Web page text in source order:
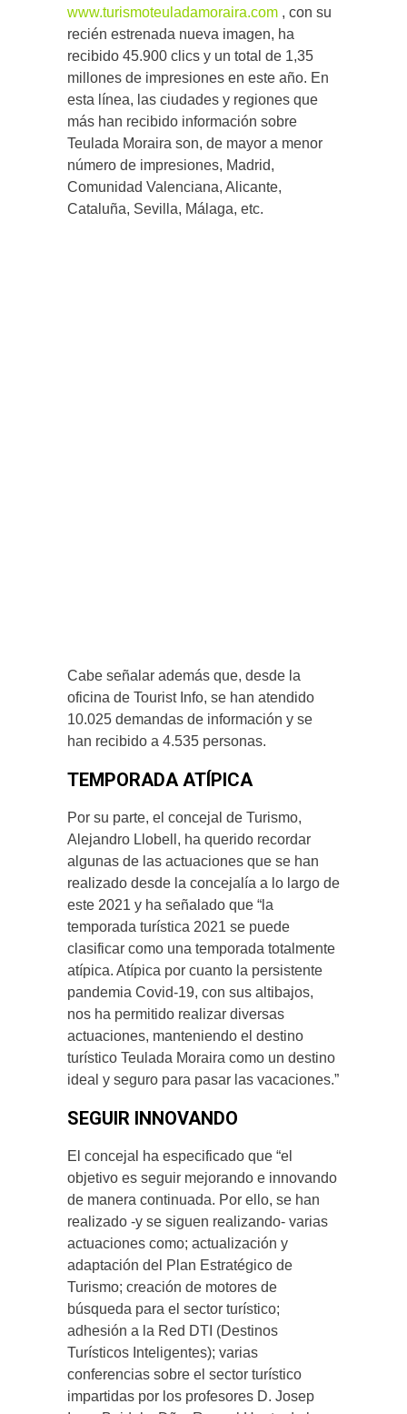
www.turismoteuladamoraira.com , con su
recién estrenada nueva imagen, ha
recibido 45.900 clics y un total de 1,35
millones de impresiones en este año. En
esta línea, las ciudades y regiones que
más han recibido información sobre
Teulada Moraira son, de mayor a menor
número de impresiones, Madrid,
Comunidad Valenciana, Alicante,
Cataluña, Sevilla, Málaga, etc.
Cabe señalar además que, desde la
oficina de Tourist Info, se han atendido
10.025 demandas de información y se
han recibido a 4.535 personas.
TEMPORADA ATÍPICA
Por su parte, el concejal de Turismo,
Alejandro Llobell, ha querido recordar
algunas de las actuaciones que se han
realizado desde la concejalía a lo largo de
este 2021 y ha señalado que “la
temporada turística 2021 se puede
clasificar como una temporada totalmente
atípica. Atípica por cuanto la persistente
pandemia Covid-19, con sus altibajos,
nos ha permitido realizar diversas
actuaciones, manteniendo el destino
turístico Teulada Moraira como un destino
ideal y seguro para pasar las vacaciones.”
SEGUIR INNOVANDO
El concejal ha especificado que “el
objetivo es seguir mejorando e innovando
de manera continuada. Por ello, se han
realizado -y se siguen realizando- varias
actuaciones como; actualización y
adaptación del Plan Estratégico de
Turismo; creación de motores de
búsqueda para el sector turístico;
adhesión a la Red DTI (Destinos
Turísticos Inteligentes); varias
conferencias sobre el sector turístico
impartidas por los profesores D. Josep